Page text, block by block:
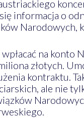
informacja o
Narodowych,
na
złotych.
kontraktu.
ale nie